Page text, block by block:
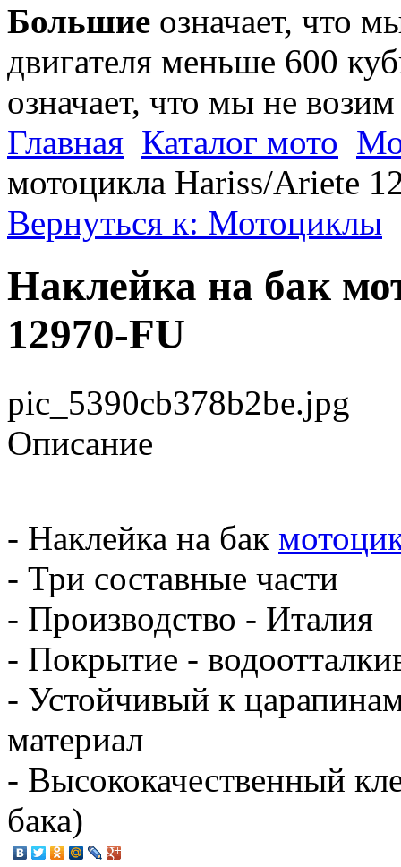
Большие означает, что
двигателя меньше 600
означает, что мы не
Главная Каталог мото
мотоцикла Hariss/Ariete
Вернуться к: Мотоциклы
Наклейка на бак
12970-FU
pic_5390cb378b2be.jpg
Описание
- Наклейка на бак
- Три составные части
- Производство - Италия
- Покрытие -
- Устойчивый к
материал
- Высококачественный
бака)